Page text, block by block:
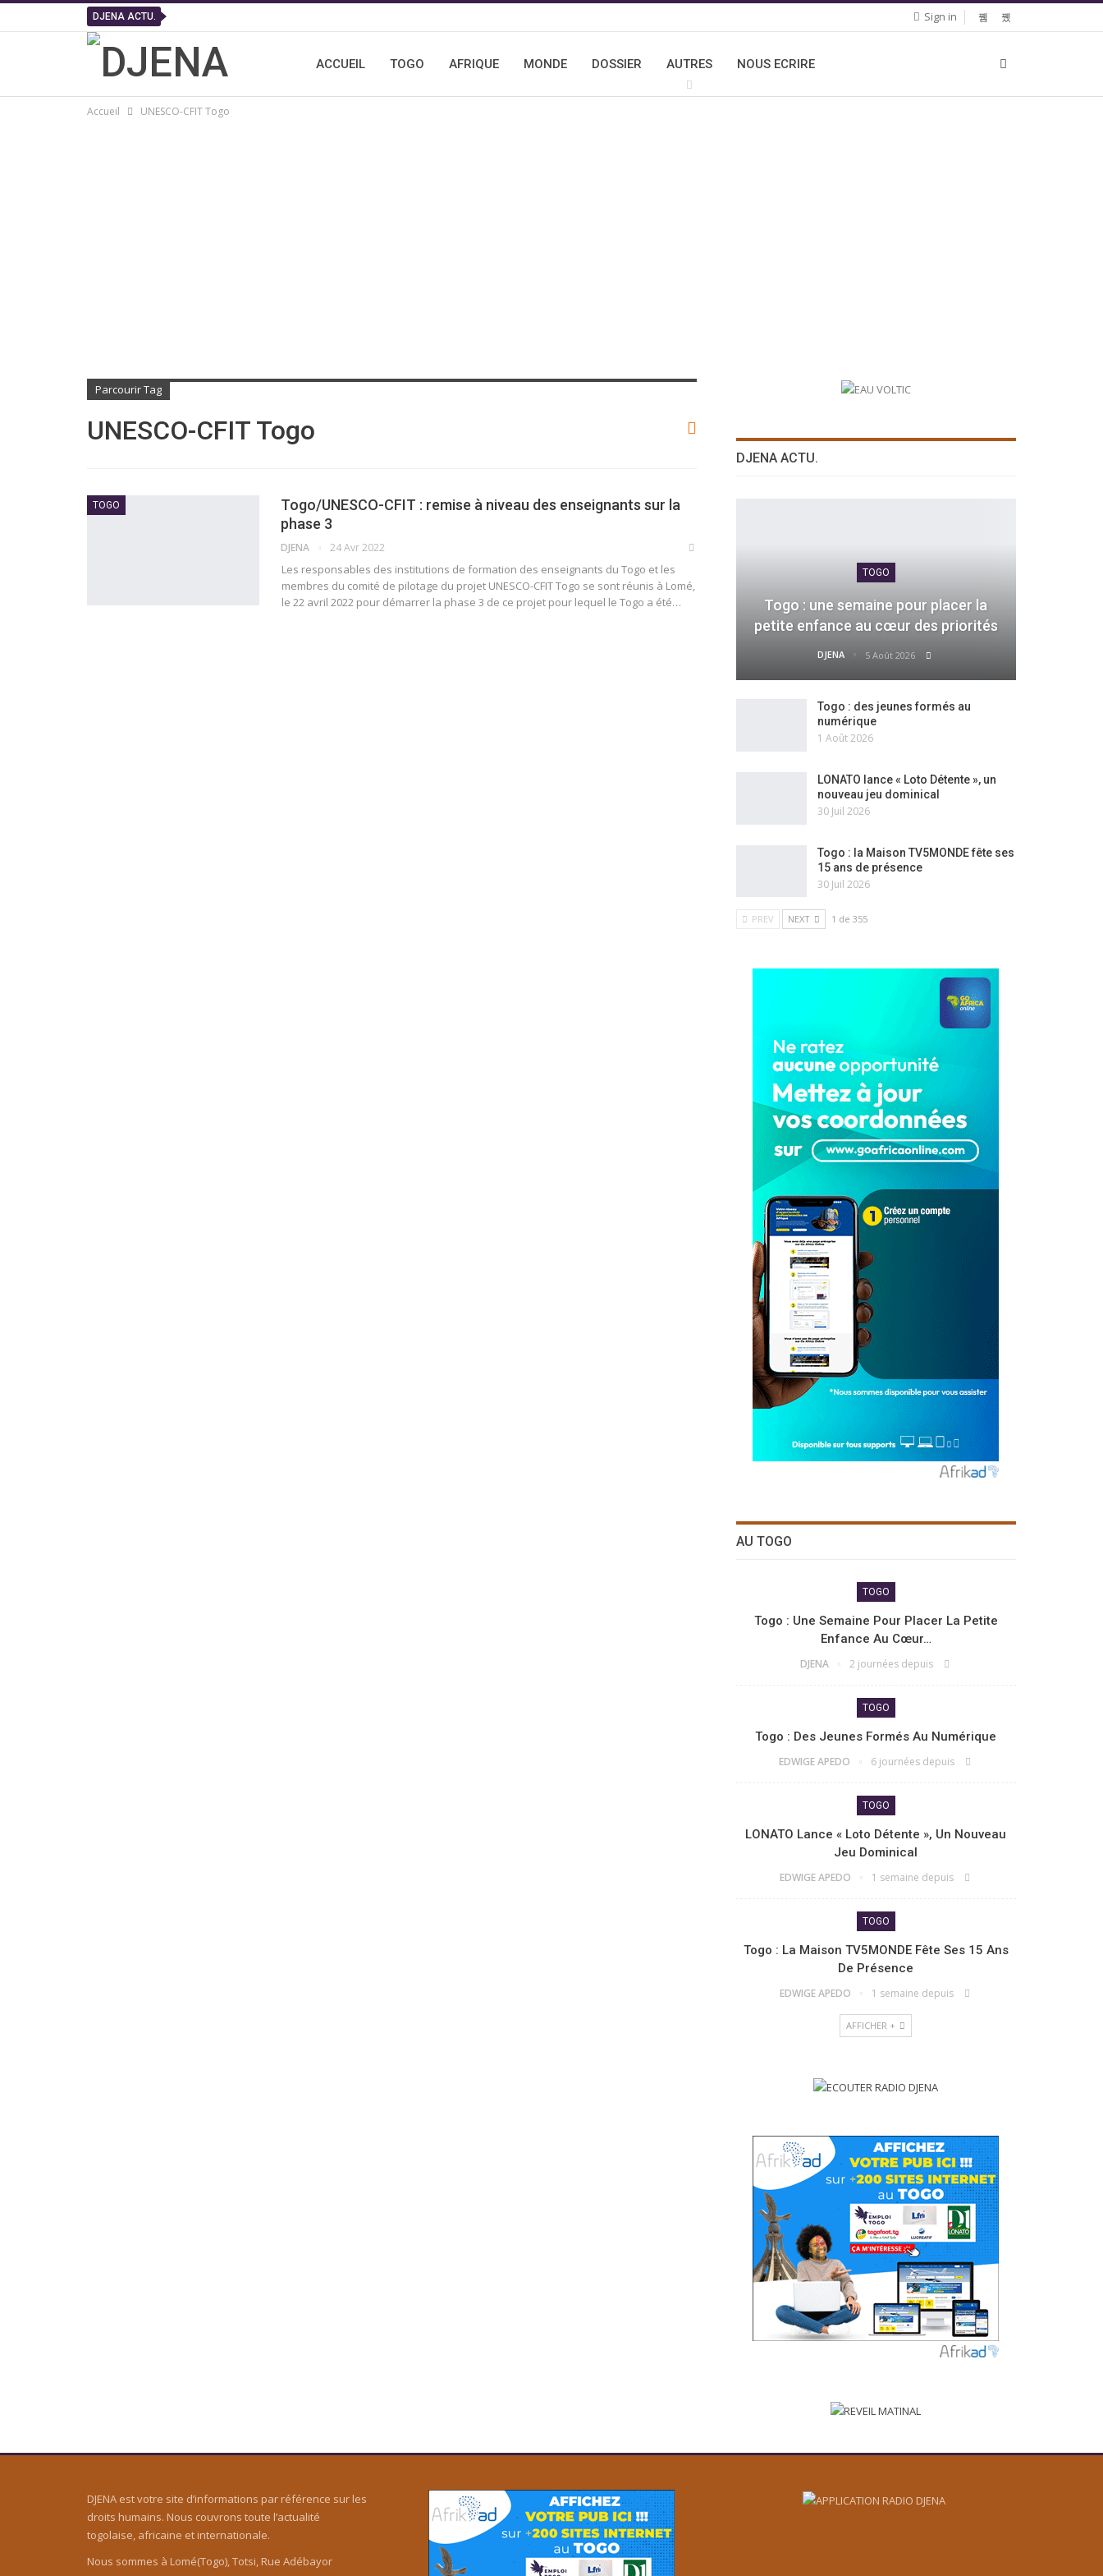
Sign in
DJENA ACTU.
ACCUEIL TOGO AFRIQUE MONDE DOSSIER AUTRES NOUS ECRIRE
Accueil UNESCO-CFIT Togo
Parcourir Tag
UNESCO-CFIT Togo
TOGO
Togo/UNESCO-CFIT : remise à niveau des enseignants sur la
phase 3
DJENA 24 Avr 2022
Les responsables des institutions de formation des enseignants du Togo et les
membres du comité de pilotage du projet UNESCO-CFIT Togo se sont réunis à Lomé,
le 22 avril 2022 pour démarrer la phase 3 de ce projet pour lequel le Togo a été…
DJENA ACTU.
TOGO
Togo : une semaine pour placer la
petite enfance au cœur des priorités
DJENA 5 Août 2026
Togo : des jeunes formés au
numérique
1 Août 2026
LONATO lance « Loto Détente », un
nouveau jeu dominical
30 Juil 2026
Togo : la Maison TV5MONDE fête ses
15 ans de présence
30 Juil 2026
PREV NEXT 1 de 355
AU TOGO
TOGO
Togo : Une Semaine Pour Placer La Petite
Enfance Au Cœur…
DJENA 2 journées depuis
TOGO
Togo : Des Jeunes Formés Au Numérique
EDWIGE APEDO 6 journées depuis
TOGO
LONATO Lance « Loto Détente », Un Nouveau
Jeu Dominical
EDWIGE APEDO 1 semaine depuis
TOGO
Togo : La Maison TV5MONDE Fête Ses 15 Ans
De Présence
EDWIGE APEDO 1 semaine depuis
AFFICHER +
DJENA est votre site d’informations par référence sur les
droits humains. Nous couvrons toute l’actualité
togolaise, africaine et internationale.
Nous sommes à Lomé(Togo), Totsi, Rue Adébayor